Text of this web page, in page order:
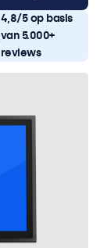
4,8/5 op basis
van 5.000+
reviews